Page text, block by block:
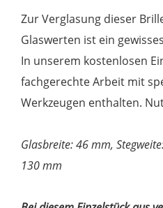
Zur Verglasung dieser
Glaswerten ist ein
In unserem kostenlosen
fachgerechte Arbeit mit
Werkzeugen enthalten.
Glasbreite: 46 mm,
130 mm